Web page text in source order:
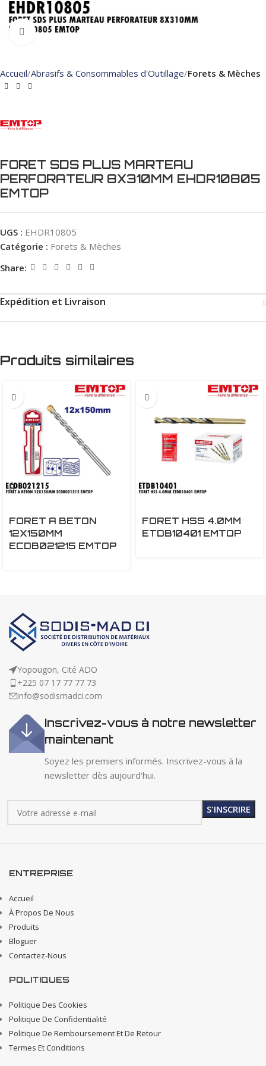
Click to enlarge
Accueil Abrasifs & Consommables d'Outillage Forets & Mèches
FORET SDS PLUS MARTEAU
PERFORATEUR 8X310MM EHDR10805
EMTOP
UGS : EHDR10805
Catégorie : Forets & Mèches
Share:
Expédition et Livraison
Produits similaires
FORET A BETON
12X150MM
ECDB021215 EMTOP
FORET HSS 4.0MM
ETDB10401 EMTOP
Yopougon, Cité ADO
+225 07 17 77 77 73
info@sodismadci.com
Inscrivez-vous à notre newsletter
maintenant
Soyez les premiers informés. Inscrivez-vous à la
newsletter dès aujourd'hui.
ENTREPRISE
Accueil
À Propos De Nous
Produits
Bloguer
Contactez-Nous
POLITIQUES
Politique Des Cookies
Politique De Confidentialité
Politique De Remboursement Et De Retour
Termes Et Conditions